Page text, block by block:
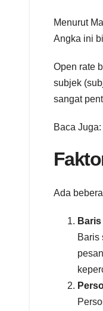
Menurut
Angka ini
Open rate
subjek
sangat
Baca Juga:
Ada
Baris